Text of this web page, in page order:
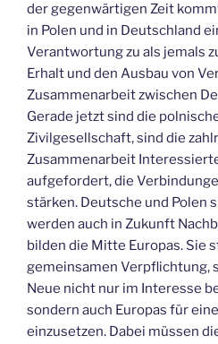
der gegenwärtigen Zeit
in Polen und in Deutschland
Verantwortung zu als jemals
Erhalt und den Ausbau von
Zusammenarbeit zwischen
Gerade jetzt sind die
Zivilgesellschaft, sind die
Zusammenarbeit
aufgefordert, die
stärken. Deutsche und Polen
werden auch in Zukunft
bilden die Mitte Europas. Sie
gemeinsamen Verpflichtung,
Neue nicht nur im Interesse
sondern auch Europas für
einzusetzen. Dabei müssen